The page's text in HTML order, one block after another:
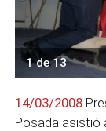
1 de 13
14/03/2008
Posada asistió